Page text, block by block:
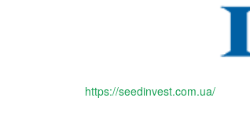
https://seedinvest.com.ua/